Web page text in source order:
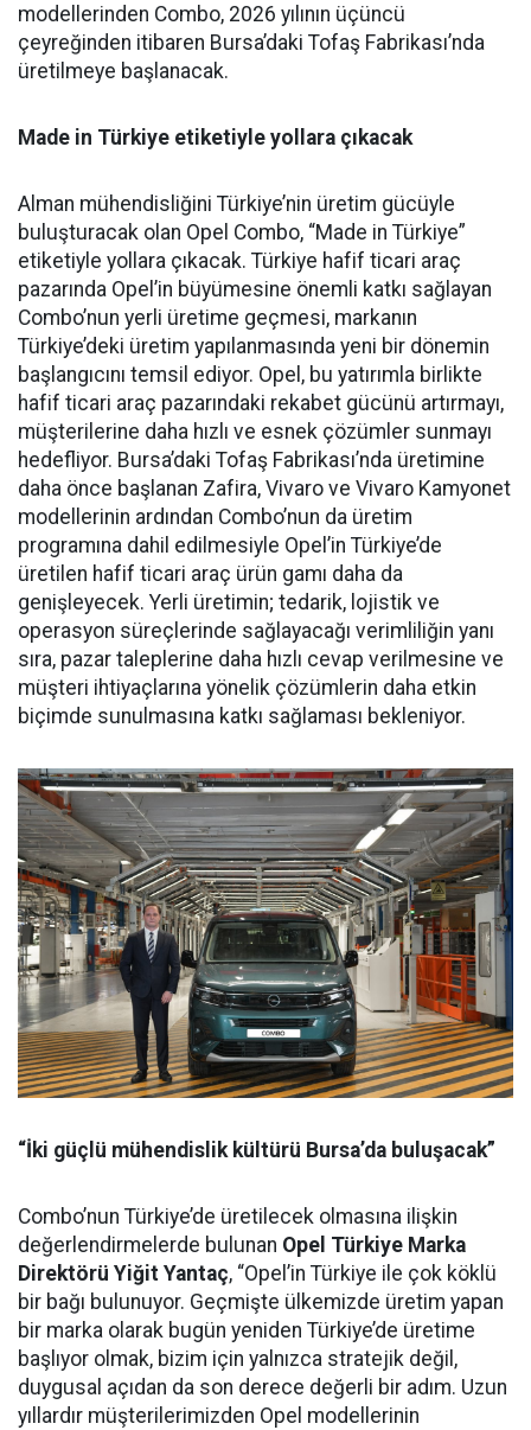
modellerinden Combo, 2026 yılının üçüncü
çeyreğinden itibaren Bursa’daki Tofaş Fabrikası’nda
üretilmeye başlanacak.
Made in Türkiye etiketiyle yollara çıkacak
Alman mühendisliğini Türkiye’nin üretim gücüyle
buluşturacak olan Opel Combo, “Made in Türkiye”
etiketiyle yollara çıkacak. Türkiye hafif ticari araç
pazarında Opel’in büyümesine önemli katkı sağlayan
Combo’nun yerli üretime geçmesi, markanın
Türkiye’deki üretim yapılanmasında yeni bir dönemin
başlangıcını temsil ediyor. Opel, bu yatırımla birlikte
hafif ticari araç pazarındaki rekabet gücünü artırmayı,
müşterilerine daha hızlı ve esnek çözümler sunmayı
hedefliyor. Bursa’daki Tofaş Fabrikası’nda üretimine
daha önce başlanan Zafira, Vivaro ve Vivaro Kamyonet
modellerinin ardından Combo’nun da üretim
programına dahil edilmesiyle Opel’in Türkiye’de
üretilen hafif ticari araç ürün gamı daha da
genişleyecek. Yerli üretimin; tedarik, lojistik ve
operasyon süreçlerinde sağlayacağı verimliliğin yanı
sıra, pazar taleplerine daha hızlı cevap verilmesine ve
müşteri ihtiyaçlarına yönelik çözümlerin daha etkin
biçimde sunulmasına katkı sağlaması bekleniyor.
“İki güçlü mühendislik kültürü Bursa’da buluşacak”
Combo’nun Türkiye’de üretilecek olmasına ilişkin
değerlendirmelerde bulunan Opel Türkiye Marka
Direktörü Yiğit Yantaç, “Opel’in Türkiye ile çok köklü
bir bağı bulunuyor. Geçmişte ülkemizde üretim yapan
bir marka olarak bugün yeniden Türkiye’de üretime
başlıyor olmak, bizim için yalnızca stratejik değil,
duygusal açıdan da son derece değerli bir adım. Uzun
yıllardır müşterilerimizden Opel modellerinin